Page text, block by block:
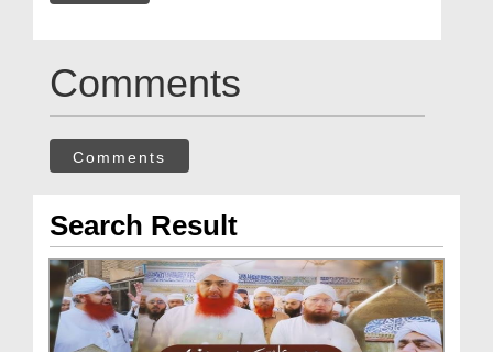
Comments
Comments
Search Result